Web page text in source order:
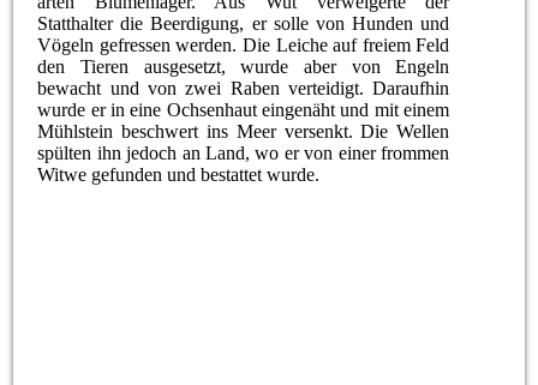
Statthalter die Beerdigung, er solle von Hunden und
Vögeln gefressen werden. Die Leiche auf freiem Feld
den Tieren ausgesetzt, wurde aber von Engeln
bewacht und von zwei Raben verteidigt. Daraufhin
wurde er in eine Ochsenhaut eingenäht und mit einem
Mühlstein beschwert ins Meer versenkt. Die Wellen
spülten ihn jedoch an Land, wo er von einer frommen
Witwe gefunden und bestattet wurde.